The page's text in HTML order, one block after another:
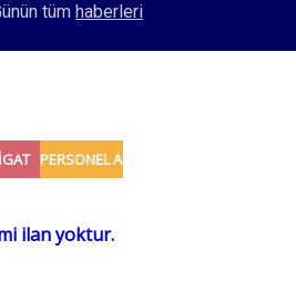
70 bin TL maaşla personel
tüm haberleri